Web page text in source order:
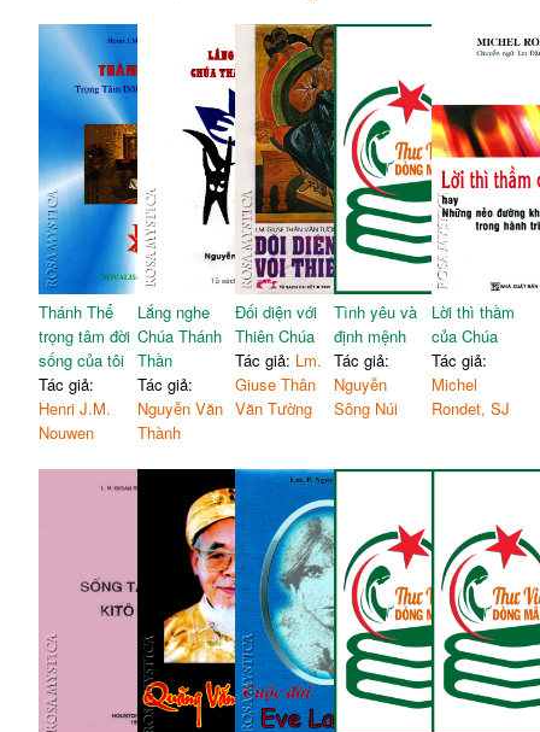
Thánh Thể
trọng tâm đời
sống của tôi
Tác giả:
Henri J.M.
Nouwen
Lắng nghe
Chúa Thánh
Thần
Tác giả:
Nguyễn Văn
Thành
Đối diện với
Thiên Chúa
Tác giả: Lm.
Giuse Thân
Văn Tường
Tình yêu và
định mệnh
Tác giả:
Nguyễn
Sông Núi
Lời thì thầm
của Chúa
Tác giả:
Michel
Rondet, SJ